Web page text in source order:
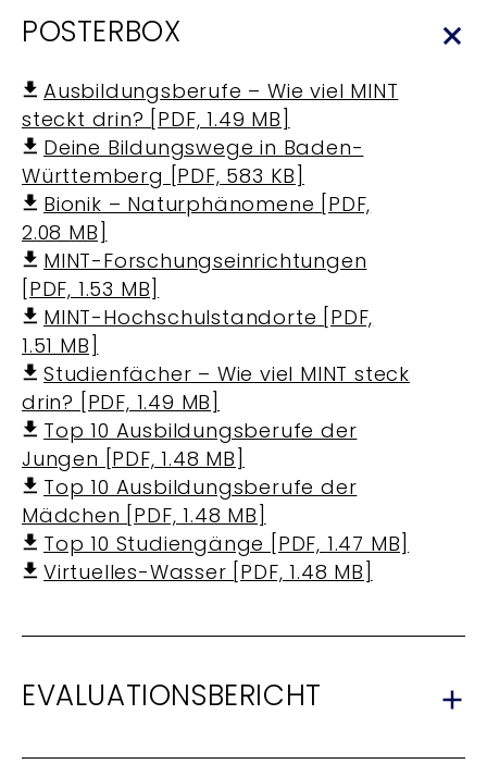
POSTERBOX
Ausbildungsberufe – Wie viel MINT
steckt drin? [PDF, 1.49 MB]
Deine Bildungswege in Baden-
Württemberg [PDF, 583 KB]
Bionik – Naturphänomene [PDF,
2.08 MB]
MINT-Forschungseinrichtungen
[PDF, 1.53 MB]
MINT-Hochschulstandorte [PDF,
1.51 MB]
Studienfächer – Wie viel MINT steck
drin? [PDF, 1.49 MB]
Top 10 Ausbildungsberufe der
Jungen [PDF, 1.48 MB]
Top 10 Ausbildungsberufe der
Mädchen [PDF, 1.48 MB]
Top 10 Studiengänge [PDF, 1.47 MB]
Virtuelles-Wasser [PDF, 1.48 MB]
EVALUATIONSBERICHT